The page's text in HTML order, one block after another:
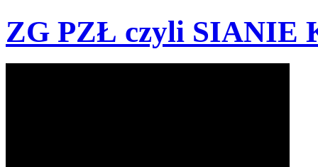
ZG PZŁ czyli SIANIE